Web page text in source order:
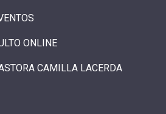
ONLINE
CAMILLA LACERDA